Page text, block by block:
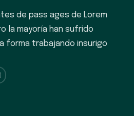
de pass ages de Lorem
la mayoría han sufrido
forma trabajando insurigo